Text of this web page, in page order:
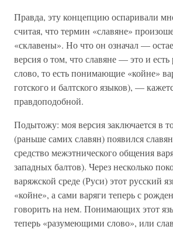
Правда, эту концепцию оспаривали
считая, что термин «славяне»
«склавены». Но что он означал —
версия о том, что славяне — это и
слово, то есть понимающие «койне»
готского и балтского языков), —
правдоподобной.
Подытожу: моя версия заключается в
(раньше самих славян) появился
средство межэтнического общения
западных балтов). Через несколько
варяжской среде (Руси) этот русский
«койне», а сами варяги теперь с
говорить на нем. Понимающих этот
теперь «разумеющими слово», или